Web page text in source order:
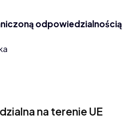
odpowiedzialnością
na terenie UE